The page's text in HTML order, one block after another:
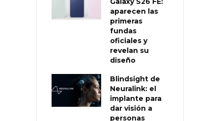
aparecen las
primeras
fundas
oficiales y
revelan su
diseño
Blindsight de
Neuralink: el
implante para
dar visión a
personas